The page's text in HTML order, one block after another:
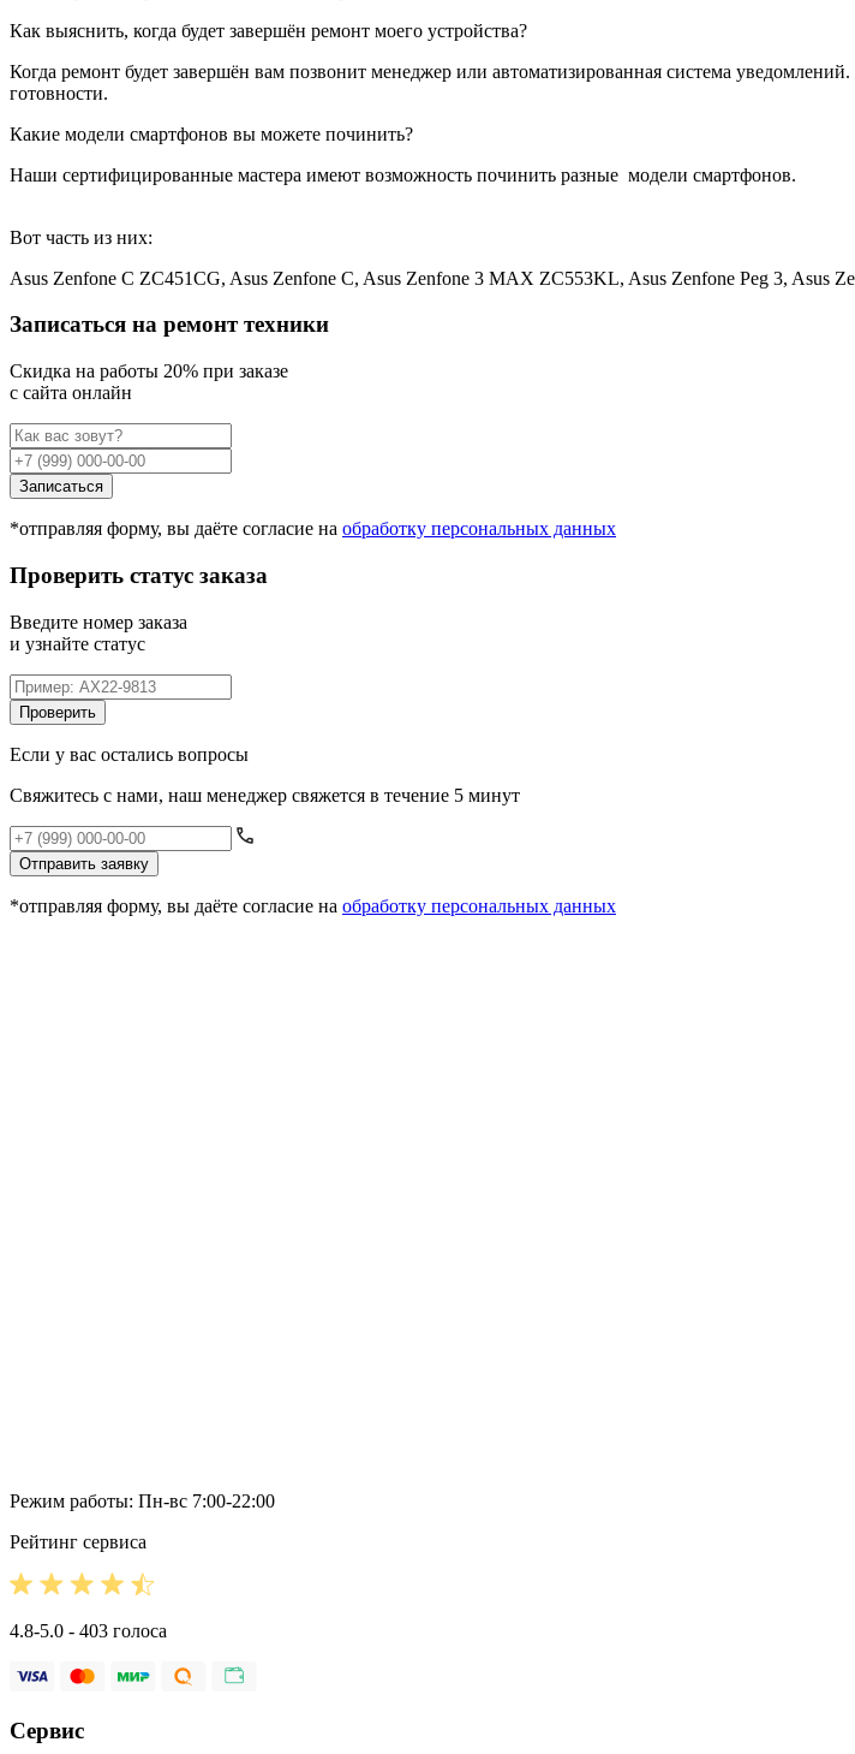
Как выяснить, когда будет завершён ремонт моего устройства?
Когда ремонт будет завершён вам позвонит менеджер или автоматизированная система
готовности.
Какие модели смартфонов вы можете починить?
Наши сертифицированные мастера имеют возможность починить разные модели смартфонов.
Вот часть из них:
Asus Zenfone C ZC451CG, Asus Zenfone C, Asus Zenfone 3 MAX ZC553KL, Asus Zenfone Peg 3,
Записаться на ремонт техники
Cкидка на работы 20% при заказе
с сайта онлайн
Записаться
*отправляя форму, вы даёте согласие на обработку персональных данных
Проверить статус заказа
Введите номер заказа
и узнайте статус
Проверить
Если у вас остались вопросы
Свяжитесь с нами, наш менеджер свяжется в течение 5 минут
Отправить заявку
*отправляя форму, вы даёте согласие на обработку персональных данных
Режим работы: Пн-вс 7:00-22:00
Рейтинг сервиса
4.8-5.0 - 403 голоса
Сервис